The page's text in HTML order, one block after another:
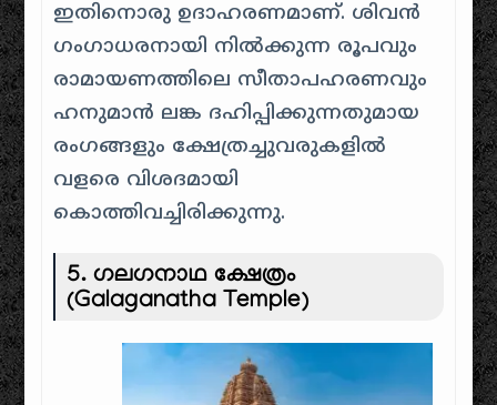
ഇതിനൊരു ഉദാഹരണമാണ്. ശിവൻ
ഗംഗാധരനായി നിൽക്കുന്ന രൂപവും
രാമായണത്തിലെ സീതാപഹരണവും
ഹനുമാൻ ലങ്ക ദഹിപ്പിക്കുന്നതുമായ
രംഗങ്ങളും ക്ഷേത്രച്ചുവരുകളിൽ
വളരെ വിശദമായി
കൊത്തിവച്ചിരിക്കുന്നു.
5.ഗലഗനാഥ ക്ഷേത്രം
(Galaganatha Temple)